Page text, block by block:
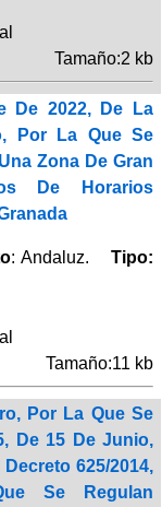
Tamaño:2 kb
De 2022, De La
Por La Que Se
Zona De Gran
De Horarios
: Andaluz.Tipo:
Tamaño:11 kb
Por La Que Se
De 15 De Junio,
625/2014,
Se Regulan